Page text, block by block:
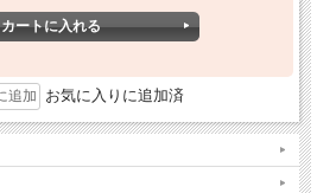
お気に入りに追加済